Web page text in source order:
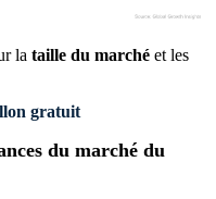
la taille du marché et les
gratuit
du marché du